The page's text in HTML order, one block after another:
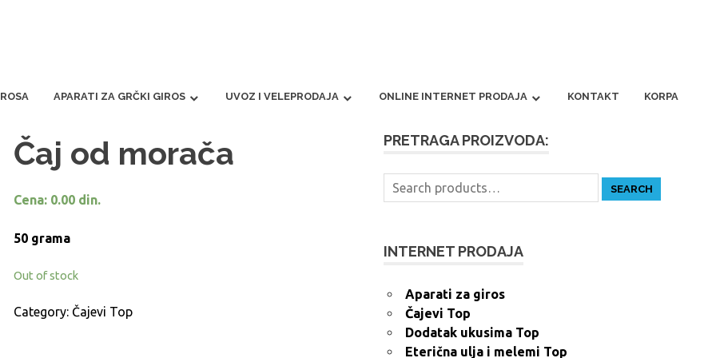
APARATI ZA GRČKI GIROS UVOZ I VELEPRODAJA ONLINE INTERNET PRODAJA KONTAKT KORPA
Čaj od morača
Cena: 0.00 din.
50 grama
Out of stock
Category: Čajevi Top
PRETRAGA PROIZVODA:
Search
for:
SEARCH
INTERNET PRODAJA
Aparati za giros
Čajevi Top
Dodatak ukusima Top
Eterična ulja i melemi Top